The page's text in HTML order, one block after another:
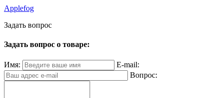
Applefog
Задать вопрос
Задать вопрос о товаре:
Имя:
E-mail:
Вопрос: